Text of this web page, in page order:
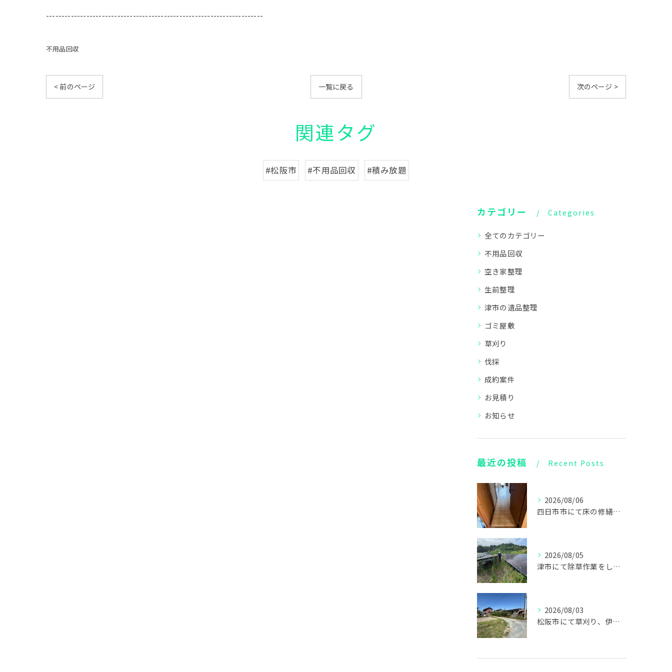
----------------------------------------------------------------------
不用品回収
< 前のページ 一覧に戻る 次のページ >
関連タグ
#松阪市 #不用品回収 #積み放題
カテゴリー Categories
全てのカテゴリー
不用品回収
空き家整理
生前整理
津市の遺品整理
ゴミ屋敷
草刈り
伐採
成約案件
お見積り
お知らせ
最近の投稿 Recent Posts
2026/08/06
四日市市にて床の修繕リフォームをしてきました！
2026/08/05
津市にて除草作業をしてきました！
2026/08/03
松阪市にて草刈り、伊勢市にて不用品回収、お仏壇の回収をしてきました！